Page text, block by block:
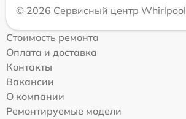
© 2026 Сервисный центр Whirlpool
Стоимость ремонта
Оплата и доставка
Контакты
Вакансии
О компании
Ремонтируемые модели